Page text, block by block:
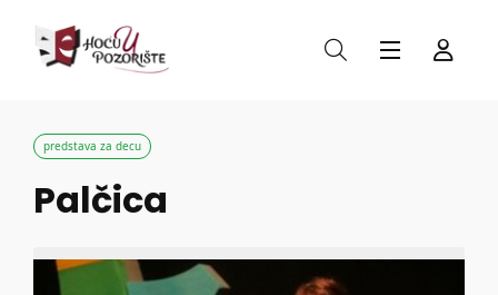
predstava za decu
Palčica